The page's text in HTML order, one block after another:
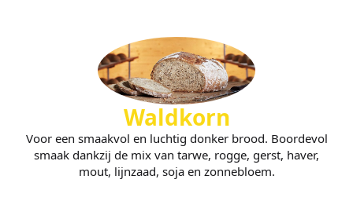
Waldkorn
Voor een smaakvol en luchtig donker brood. Boordevol
smaak dankzij de mix van tarwe, rogge, gerst, haver,
mout, lijnzaad, soja en zonnebloem.